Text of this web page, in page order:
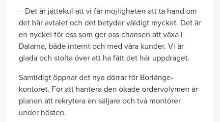
– Det är jättekul att vi får möjligheten att ta hand om
det här avtalet och det betyder väldigt mycket. Det är
en nyckel för oss som ger oss chansen att växa i
Dalarna, både internt och med våra kunder. Vi är
glada och stolta över att ha fått det här uppdraget.
Samtidigt öppnar det nya dörrar för Borlänge-
kontoret. För att hantera den ökade ordervolymen är
planen att rekrytera en säljare och två montörer
under hösten.